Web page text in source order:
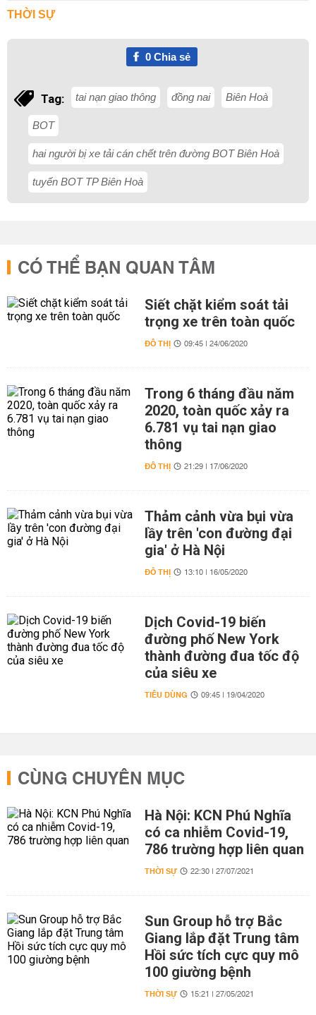
THỜI SỰ
0Chia sẻ
Tag: tai nạn giao thông đồng nai Biên Hoà
BOT
hai người bị xe tải cán chết trên đường BOT Biên Hoà
tuyến BOT TP Biên Hoà
CÓ THỂ BẠN QUAN TÂM
Siết chặt kiểm soát tải
trọng xe trên toàn quốc
ĐÔ THỊ 09:45 | 24/06/2020
Trong 6 tháng đầu năm
2020, toàn quốc xảy ra
6.781 vụ tai nạn giao
thông
ĐÔ THỊ 21:29 | 17/06/2020
Thảm cảnh vừa bụi vừa
lầy trên 'con đường đại
gia' ở Hà Nội
ĐÔ THỊ 13:10 | 16/05/2020
Dịch Covid-19 biến
đường phố New York
thành đường đua tốc độ
của siêu xe
TIÊU DÙNG 09:45 | 19/04/2020
CÙNG CHUYÊN MỤC
Hà Nội: KCN Phú Nghĩa
có ca nhiễm Covid-19,
786 trường hợp liên quan
THỜI SỰ 22:30 | 27/07/2021
Sun Group hỗ trợ Bắc
Giang lắp đặt Trung tâm
Hồi sức tích cực quy mô
100 giường bệnh
THỜI SỰ 15:21 | 27/05/2021